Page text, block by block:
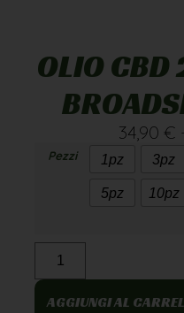
OLIO CBD
34,90 €
Pezzi 1pz 3pz
5pz 10pz
AGGIUNGI AL